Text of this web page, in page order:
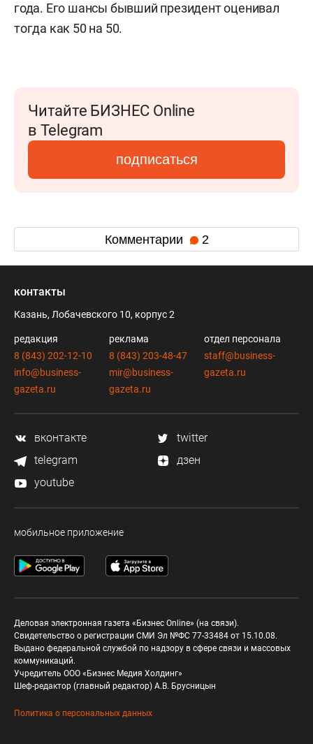
года. Его шансы бывший президент оценивал
тогда как 50 на 50.
Читайте БИЗНЕС Online
в Telegram
подписаться
Комментарии 2
контакты
Казань, Лобачевского 10, корпус 2
редакция
8 (843) 202-12-10
info@business-
gazeta.ru
реклама
8 (843) 203-48-47
mir@business-
gazeta.ru
отдел персонала
staff@business-
gazeta.ru
вконтакте
twitter
telegram
дзен
youtube
мобильное приложение
Деловая электронная газета «Бизнес Online» (на связи).
Свидетельство о регистрации СМИ Эл №ФС 77-33484 от 15.10.08.
Выдано федеральной службой по надзору в сфере связи и массовых
коммуникаций.
Учредитель ООО «Бизнес Медия Холдинг»
Шеф-редактор (главный редактор) А.В. Брусницын
Политика о персональных данных